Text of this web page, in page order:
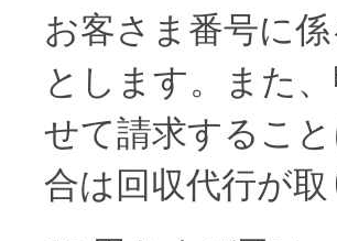
お客さま番号に
とします。また
せて請求するこ
合は回収代行が